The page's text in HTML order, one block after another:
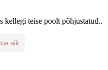
kellegi teise poolt põhjustatud..
siit